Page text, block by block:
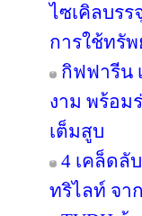
ไซเคิลบร
การใช้ทรั
กิฟฟารีน
งาม พร้อม
เต็มสูบ
4 เคล็ดลั
ทริไลท์ จา